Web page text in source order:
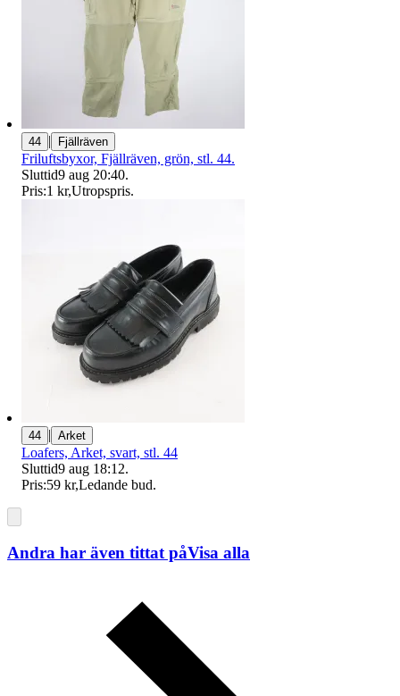
44 | Fjällräven
Friluftsbyxor, Fjällräven, grön, stl. 44.
Sluttid9 aug 20:40.
Pris:1 kr,Utropspris.
44 | Arket
Loafers, Arket, svart, stl. 44
Sluttid9 aug 18:12.
Pris:59 kr,Ledande bud.
Andra har även tittat påVisa alla